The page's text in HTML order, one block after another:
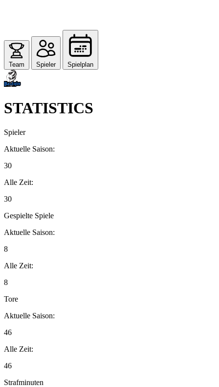
Team Spieler Spielplan
STATISTICS
Spieler
Aktuelle Saison:
30
Alle Zeit:
30
Gespielte Spiele
Aktuelle Saison:
8
Alle Zeit:
8
Tore
Aktuelle Saison:
46
Alle Zeit:
46
Strafminuten